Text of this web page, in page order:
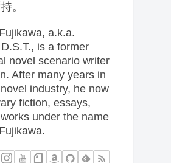
。
a.k.a.
is a former
novel scenario writer
After many years in
industry, he now
fiction, essays,
under the name